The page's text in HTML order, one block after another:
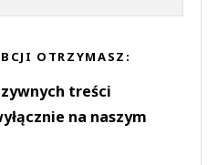
OTRZYMASZ:
treści
na naszym